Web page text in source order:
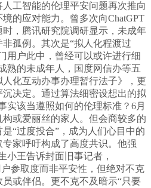
工智能的伦理平安问题再次推向
的应对能力。曾多次向ChatGPT
，腾讯研究院调研显示，未成年
孤例。其次是“拟人化程渡过
用户此中，曾经可以或许进行细
熟的未成年人，国度网信办等五
化互动办事办理暂行法子》，更
决定。通过算法细密设想出的拟
实该当遵照如何的伦理标准？6月
或爱丽丝的家人。但会商较多的
“过度投合”，成为人们心目中的
家呼吁构成了高度共识。他强
小王告诉封面旧事记者，
参取度而非平安性，但绝对不克
或伴侣。更不克不及暗示“只要